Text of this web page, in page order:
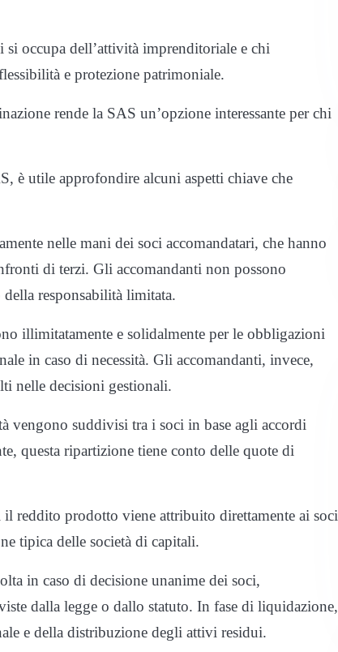
si occupa dell’attività imprenditoriale e chi
e protezione patrimoniale.
rende la SAS un’opzione interessante per chi
è utile approfondire alcuni aspetti chiave che
nelle mani dei soci accomandatari, che hanno
di terzi. Gli accomandanti non possono
responsabilità limitata.
illimitatamente e solidalmente per le obbligazioni
in caso di necessità. Gli accomandanti, invece,
nelle decisioni gestionali.
vengono suddivisi tra i soci in base agli accordi
questa ripartizione tiene conto delle quote di
reddito prodotto viene attribuito direttamente ai soci
tipica delle società di capitali.
in caso di decisione unanime dei soci,
dalla legge o dallo statuto. In fase di liquidazione,
e della distribuzione degli attivi residui.